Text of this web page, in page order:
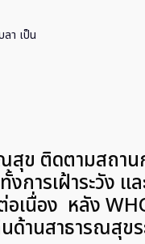
า เป็น
สุข ติดตามสถาน
การเฝ้าระวัง แ
เนื่อง หลัง
านสาธารณสุขร